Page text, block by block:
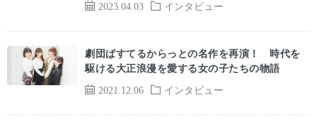
2023.04.03 インタビュー
2021.12.06 インタビュー
劇団ぱすてるからっとの名作を再演！ 時代を
駆ける大正浪漫を愛する女の子たちの物語